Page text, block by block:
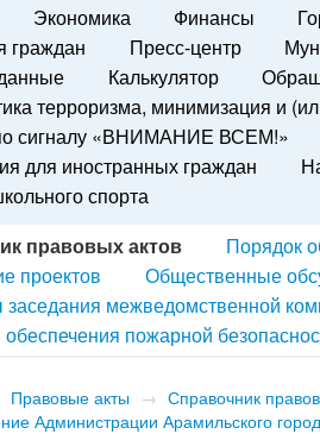
Экономика Финансы
граждан
Пресс-центр
Калькулятор
терроризма, минимизация и
сигналу «ВНИМАНИЕ ВСЕМ!»
для иностранных граждан
спорта
правовых актов
Порядок
проектов
Общественные
заседания межведомственной
обеспечения пожарной
Правовые акты → Справочник
Администрации Арамильского